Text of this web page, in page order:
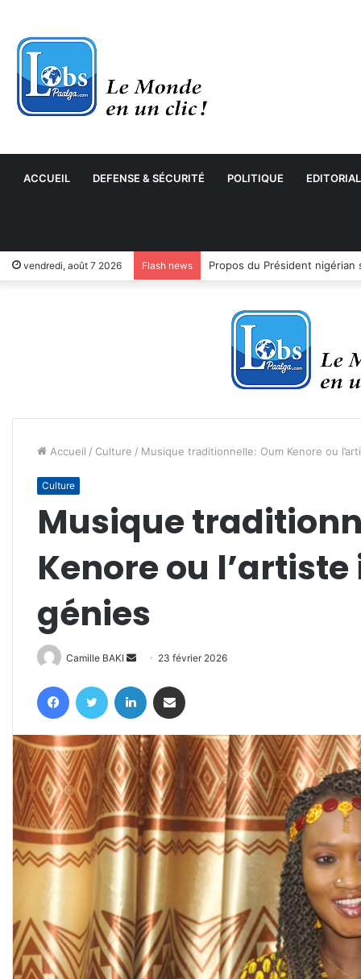
ACCUEIL DEFENSE & SÉCURITÉ POLITIQUE EDITORIAL
vendredi, août 7 2026 Flash news
Accueil / Culture / Musique traditionnelle: Oum Kenore ou
Culture
Musique
Kenore ou
génies
Camille BAKI
Envoyer
courriel
23 février 2026
FacebookTwitter Linkedin